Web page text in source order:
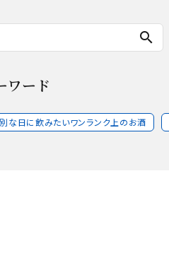
search
ワード
な日に飲みたいワンランク上のお酒